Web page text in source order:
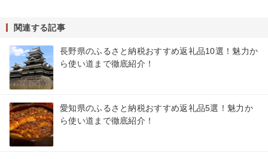
関連する記事
長野県のふるさと納税おすすめ返礼品10選！魅力か
ら使い道まで徹底紹介！
愛知県のふるさと納税おすすめ返礼品5選！魅力か
ら使い道まで徹底紹介！